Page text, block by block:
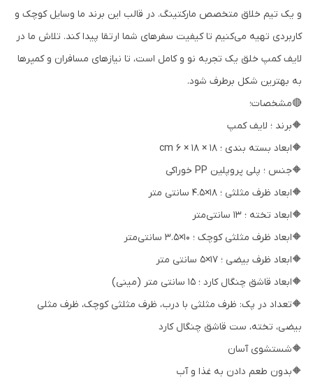
و یک تیم خلاق متخصص مارکتینگ. در قالب این برند ما وسایل کوچک و
کاربردی تهیه می‌کنیم تا کیفیت سفرهای شما ارتقا پیدا کند. تلاش ما در
لایف کمپ خلق یک تجربه نو و کامل است، تا نیازهای مسافران و کمپرها
به بهترین شکل برطرف شود.
🔴مشخصات؛
🔶برند ؛ لایف کمپ
🔶ابعاد بسته بندی ؛ 18 × 18 × 6 cm
🔶جنس ؛ پلی پروپلین PP خوراکی
🔶ابعاد ظرف مثلثی ؛ 18×4.5 سانتی‌ متر
🔶ابعاد تخته ؛ 13 سانتی‌متر
🔶ابعاد ظرف مثلثی کوچک ؛ 10×3.5 سانتی‌متر
🔶ابعاد ظرف بیضی ؛ 17×5 سانتی‌ متر
🔶ابعاد قاشق چنگال کارد ؛ 15 سانتی‌ متر (مینی)
🔶تعداد در پک: ظرف مثلثی با درب، ظرف مثلثی کوچک، ظرف مثلی
بیضی، تخته، ست قاشق چنگال کارد
🔶شستشوی آسان
🔶بدون طعم دادن به غذا و آب